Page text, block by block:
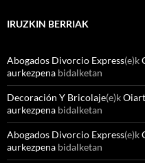
IRUZKIN BERRIAK
Abogados Divorcio Express(e)k
aurkezpena bidalketan
Decoración Y Bricolaje(e)k
aurkezpena bidalketan
Abogados Divorcio Express(e)k
aurkezpena bidalketan